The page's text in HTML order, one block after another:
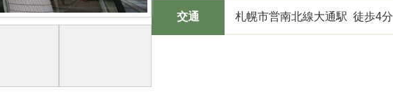
交通 札幌市営南北線大通駅 徒歩4分